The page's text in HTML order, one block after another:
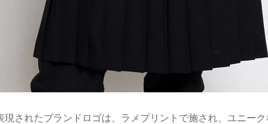
現されたブランドロゴは、ラメプリントで施され、ユニー